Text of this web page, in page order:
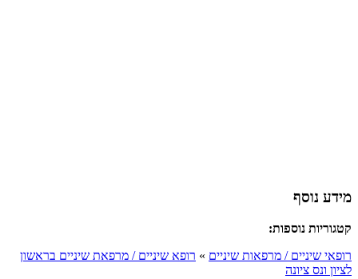
מידע נוסף
קטגוריות נוספות:
רופאי שיניים / מרפאות שיניים » רופא שיניים / מרפאת שיניים בראשון
לציון ונס ציונה